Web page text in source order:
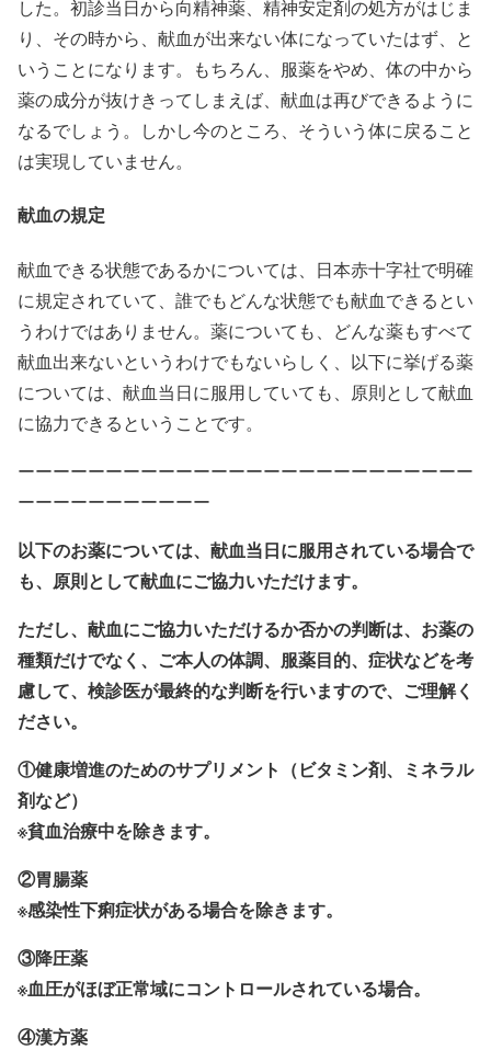
した。初診当日から向精神薬、精神安定剤の処方がはじま
り、その時から、献血が出来ない体になっていたはず、と
いうことになります。もちろん、服薬をやめ、体の中から
薬の成分が抜けきってしまえば、献血は再びできるように
なるでしょう。しかし今のところ、そういう体に戻ること
は実現していません。
献血の規定
献血できる状態であるかについては、日本赤十字社で明確
に規定されていて、誰でもどんな状態でも献血できるとい
うわけではありません。薬についても、どんな薬もすべて
献血出来ないというわけでもないらしく、以下に挙げる薬
については、献血当日に服用していても、原則として献血
に協力できるということです。
ーーーーーーーーーーーーーーーーーーーーーーーーーー
ーーーーーーーーーーー
以下のお薬については、献血当日に服用されている場合で
も、原則として献血にご協力いただけます。
ただし、献血にご協力いただけるか否かの判断は、お薬の
種類だけでなく、ご本人の体調、服薬目的、症状などを考
慮して、検診医が最終的な判断を行いますので、ご理解く
ださい。
①健康増進のためのサプリメント（ビタミン剤、ミネラル
剤など）
※貧血治療中を除きます。
②胃腸薬
※感染性下痢症状がある場合を除きます。
③降圧薬
※血圧がほぼ正常域にコントロールされている場合。
④漢方薬